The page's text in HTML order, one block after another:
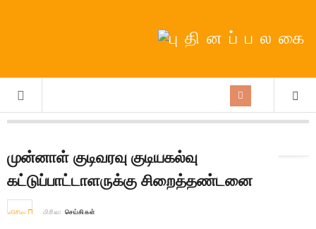
முன்னாள் குடிவரவு குடியகல்வு
கட்டுப்பாட்டாளருக்கு சிறைத்தண்டனை
விரிவு பிரிவு: செய்திகள்